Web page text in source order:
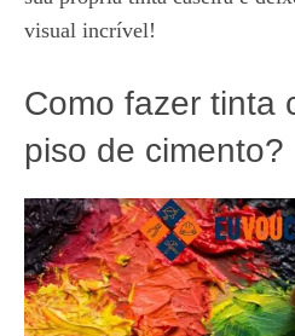
visual incrível!
Como fazer tinta
piso de cimento?